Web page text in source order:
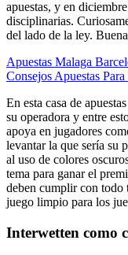
apuestas, y en
disciplinarias.
del lado de la ley.
Apuestas Malaga
Consejos Apuestas
En esta casa de
su operadora y entre
apoya en jugadores
levantar la que sería su
al uso de colores
tema para ganar el
deben cumplir con todo
juego limpio para los
Interwetten como